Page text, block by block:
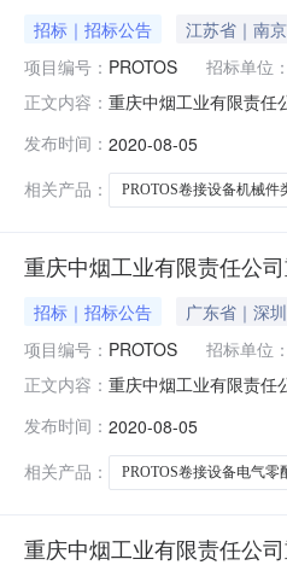
招标｜招标公告
江苏省｜南
项目编号： PROTOS 招标单位：
正文内容： 重庆中烟工业有限责任
称:上海宏昌烟草机械
发布时间： 2020-08-05
相关产品：
PROTOS卷接设备机械件
重庆中烟工业有限责任公
招标｜招标公告
广东省｜深
项目编号： PROTOS 招标单位：
正文内容： 重庆中烟工业有限责任
人名称:宝鸡圭彬光电
发布时间： 2020-08-05
相关产品：
PROTOS卷接设备电气零
重庆中烟工业有限责任公